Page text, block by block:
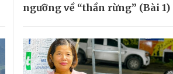
ngưỡng về “thần rừng” (Bài 1)